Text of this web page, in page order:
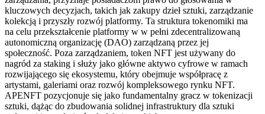
kluczowych decyzjach, takich jak zakupy dzieł sztuki, zarządzanie
kolekcją i przyszły rozwój platformy. Ta struktura tokenomiki ma
na celu przekształcenie platformy w w pełni zdecentralizowaną
autonomiczną organizację (DAO) zarządzaną przez jej
społeczność. Poza zarządzaniem, token NFT jest używany do
nagród za staking i służy jako główne aktywo cyfrowe w ramach
rozwijającego się ekosystemu, który obejmuje współpracę z
artystami, galeriami oraz rozwój kompleksowego rynku NFT.
APENFT pozycjonuje się jako fundamentalny gracz w tokenizacji
sztuki, dążąc do zbudowania solidnej infrastruktury dla sztuki